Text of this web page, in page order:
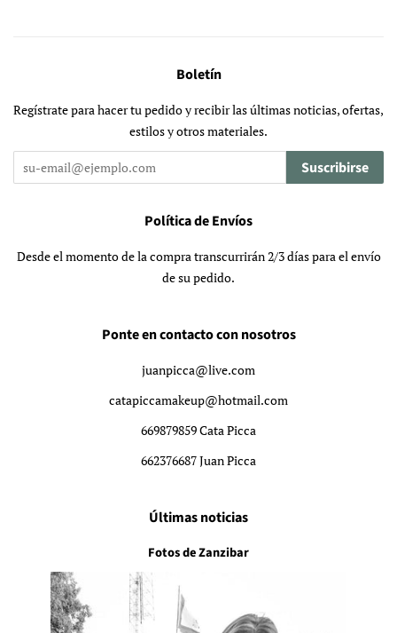
Boletín
Regístrate para hacer tu pedido y recibir las últimas noticias, ofertas,
estilos y otros materiales.
Suscribirse
Política de Envíos
Desde el momento de la compra transcurrirán 2/3 días para el envío
de su pedido.
Ponte en contacto con nosotros
juanpicca@live.com
catapiccamakeup@hotmail.com
669879859 Cata Picca
662376687 Juan Picca
Últimas noticias
Fotos de Zanzibar